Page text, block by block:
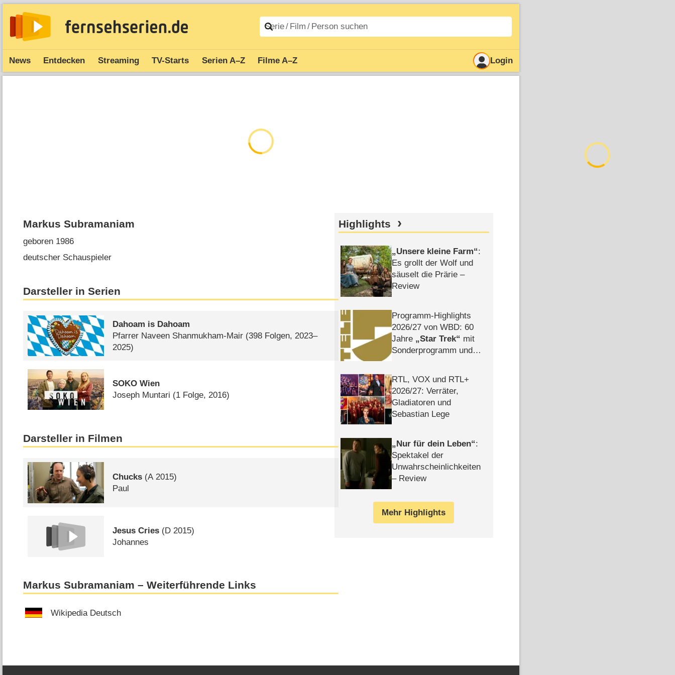
News Entdecken Streaming TV-Starts Serien A–Z Filme A–Z Login
Markus Subramaniam
geboren 1986
deutscher Schauspieler
Darsteller in Serien
Dahoam is Dahoam
Pfarrer Naveen Shanmukham-Mair (398 Folgen, 2023–
2025)
SOKO Wien
Joseph Muntari (1 Folge, 2016)
Darsteller in Filmen
Chucks (A2015)
Paul
Jesus Cries (D 2015)
Johannes
Markus Subramaniam – Weiterführende Links
Wikipedia Deutsch
Highlights
Unsere kleine Farm :
Es grollt der Wolf und
säuselt die Prärie –
Review
Programm-Highlights
2026/​27 von WBD: 60
Jahre
Star Trek
mit
Sonderprogramm und
RTL, VOX und RTL+
2026/​27: Verräter,
Gladiatoren und
Sebastian Lege
Nur für dein Leben :
Spektakel der
Unwahrscheinlichkeiten
– Review
Mehr Highlights